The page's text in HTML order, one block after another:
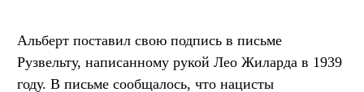
Альберт поставил свою подпись в письме
Рузвельту, написанному рукой Лео Жиларда в 1939
году. В письме сообщалось, что нацисты